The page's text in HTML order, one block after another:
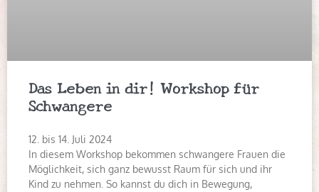
Das Leben in dir! Workshop für
Schwangere
12. bis 14. Juli 2024
In diesem Workshop bekommen schwangere Frauen die
Möglichkeit, sich ganz bewusst Raum für sich und ihr
Kind zu nehmen. So kannst du dich in Bewegung,